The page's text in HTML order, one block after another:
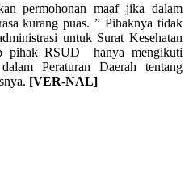
permohonan maaf jika dalam
kurang puas. ” Pihaknya tidak
untuk Surat Kesehatan
pihak RSUD hanya mengikuti
Peraturan Daerah tentang
[VER-NAL]